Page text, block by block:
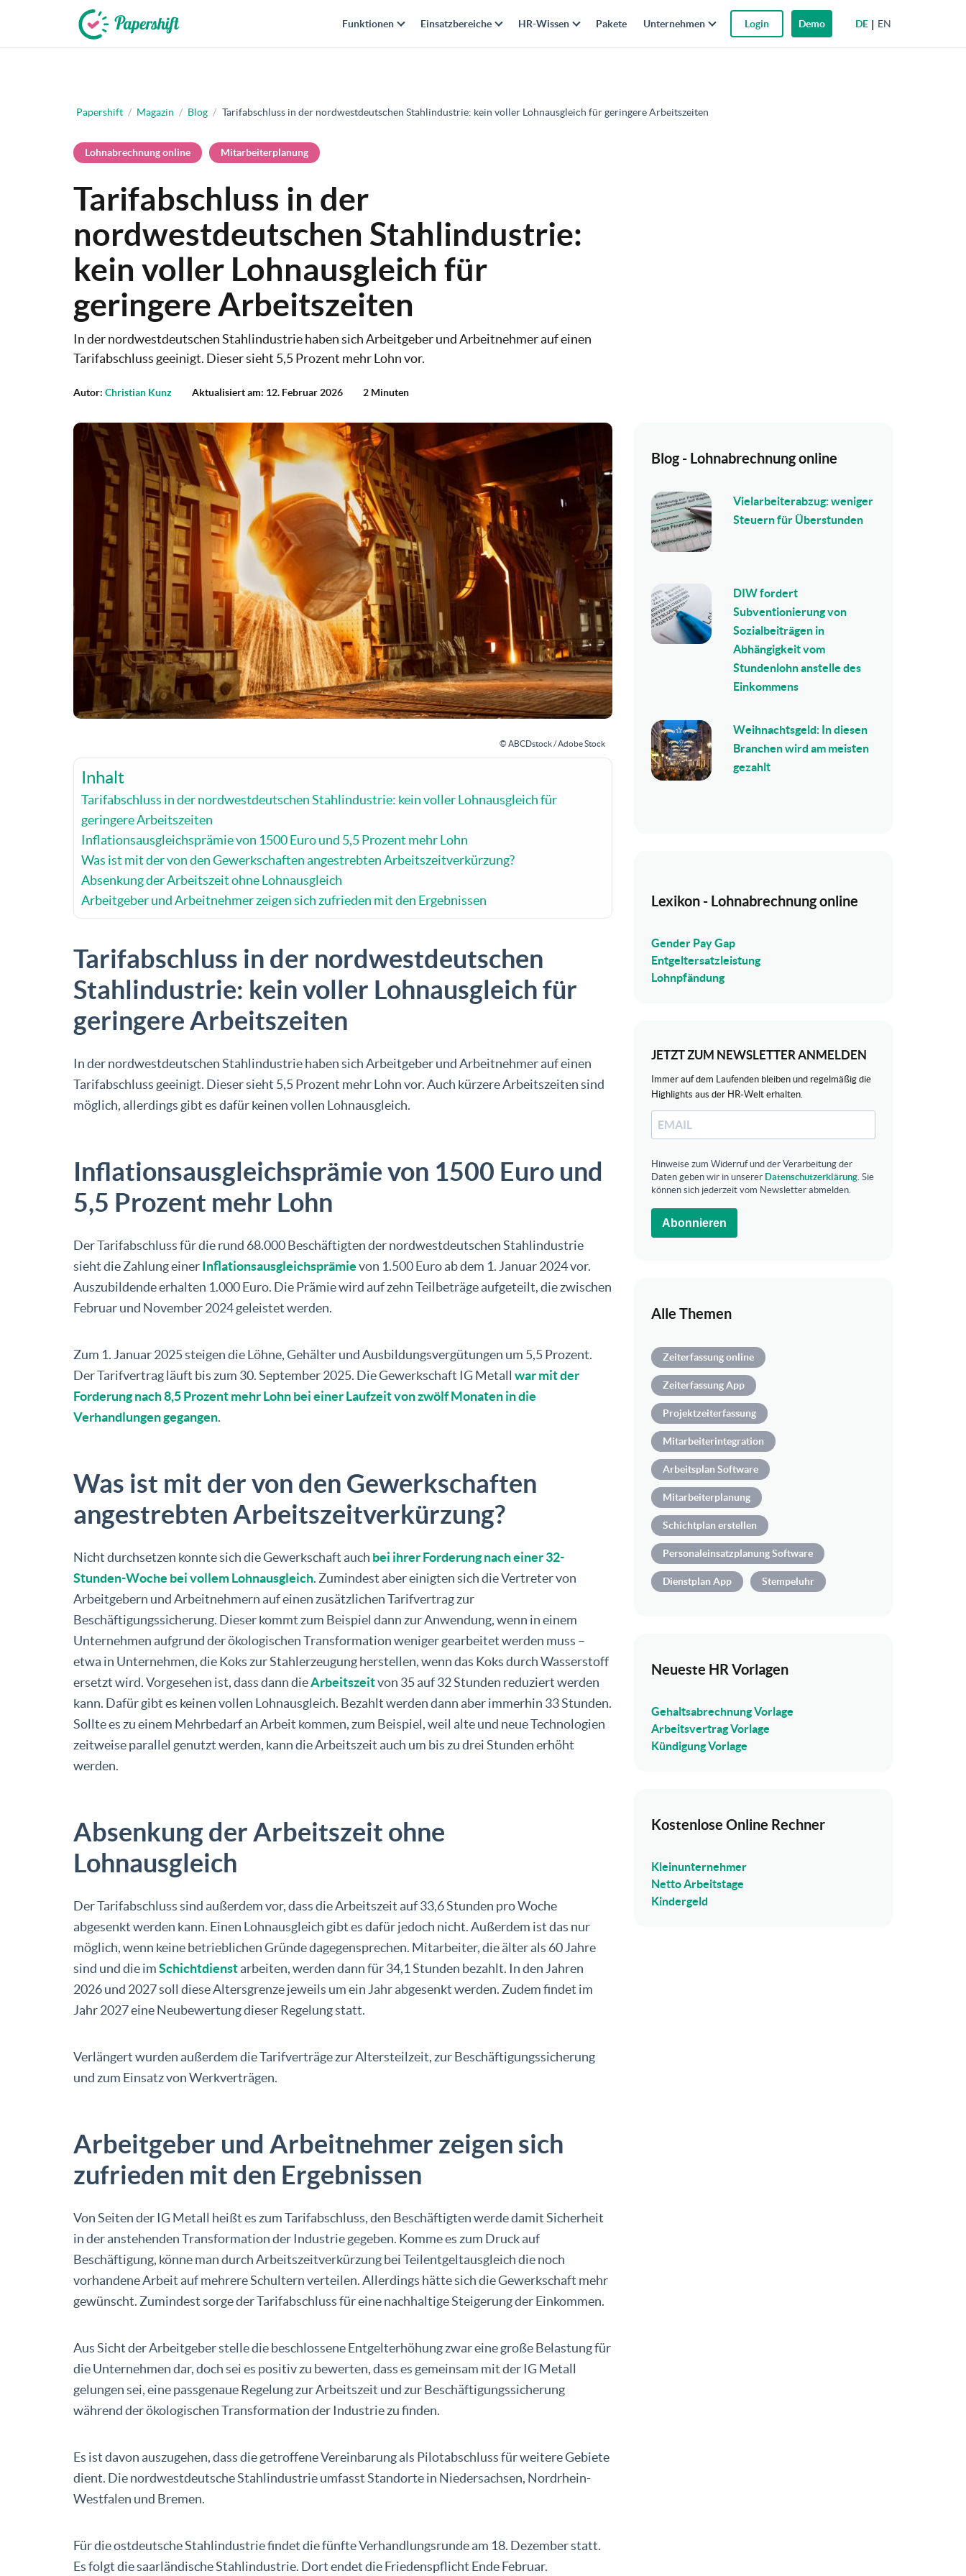
DE EN
Funktionen Einsatzbereiche HR-Wissen Pakete Unternehmen Login Demo
Papershift / Magazin / Blog / Tarifabschluss in der nordwestdeutschen Stahlindustrie: kein voller Lohnausgleich für geringere Arbeitszeiten
Lohnabrechnung online Mitarbeiterplanung
Tarifabschluss in der
nordwestdeutschen Stahlindustrie:
kein voller Lohnausgleich für
geringere Arbeitszeiten
In der nordwestdeutschen Stahlindustrie haben sich Arbeitgeber und Arbeitnehmer auf einen
Tarifabschluss geeinigt. Dieser sieht 5,5 Prozent mehr Lohn vor.
Autor: Christian Kunz Aktualisiert am: 12. Februar 2026 2 Minuten
© ABCDstock / Adobe Stock
Inhalt
Tarifabschluss in der nordwestdeutschen Stahlindustrie: kein voller Lohnausgleich für
geringere Arbeitszeiten
Inflationsausgleichsprämie von 1500 Euro und 5,5 Prozent mehr Lohn
Was ist mit der von den Gewerkschaften angestrebten Arbeitszeitverkürzung?
Absenkung der Arbeitszeit ohne Lohnausgleich
Arbeitgeber und Arbeitnehmer zeigen sich zufrieden mit den Ergebnissen
Tarifabschluss in der nordwestdeutschen
Stahlindustrie: kein voller Lohnausgleich für
geringere Arbeitszeiten
In der nordwestdeutschen Stahlindustrie haben sich Arbeitgeber und Arbeitnehmer auf einen
Tarifabschluss geeinigt. Dieser sieht 5,5 Prozent mehr Lohn vor. Auch kürzere Arbeitszeiten sind
möglich, allerdings gibt es dafür keinen vollen Lohnausgleich.
Inflationsausgleichsprämie von 1500 Euro und
5,5 Prozent mehr Lohn
Der Tarifabschluss für die rund 68.000 Beschäftigten der nordwestdeutschen Stahlindustrie
sieht die Zahlung einerInflationsausgleichsprämievon 1.500 Euro ab dem 1. Januar 2024 vor.
Auszubildende erhalten 1.000 Euro. Die Prämie wird auf zehn Teilbeträge aufgeteilt, die zwischen
Februar und November 2024 geleistet werden.
Zum 1. Januar 2025 steigen die Löhne, Gehälter und Ausbildungsvergütungen um 5,5 Prozent.
Der Tarifvertrag läuft bis zum 30. September 2025. Die Gewerkschaft IG Metall war mit der
Forderung nach 8,5 Prozent mehr Lohn bei einer Laufzeit von zwölf Monaten in die
Verhandlungen gegangen.
Was ist mit der von den Gewerkschaften
angestrebten Arbeitszeitverkürzung?
Nicht durchsetzen konnte sich die Gewerkschaft auch bei ihrer Forderung nach einer 32-
Stunden-Woche bei vollem Lohnausgleich. Zumindest aber einigten sich die Vertreter von
Arbeitgebern und Arbeitnehmern auf einen zusätzlichen Tarifvertrag zur
Beschäftigungssicherung. Dieser kommt zum Beispiel dann zur Anwendung, wenn in einem
Unternehmen aufgrund der ökologischen Transformation weniger gearbeitet werden muss –
etwa in Unternehmen, die Koks zur Stahlerzeugung herstellen, wenn das Koks durch Wasserstoff
ersetzt wird. Vorgesehen ist, dass dann dieArbeitszeitvon 35 auf 32 Stunden reduziert werden
kann. Dafür gibt es keinen vollen Lohnausgleich. Bezahlt werden dann aber immerhin 33 Stunden.
Sollte es zu einem Mehrbedarf an Arbeit kommen, zum Beispiel, weil alte und neue Technologien
zeitweise parallel genutzt werden, kann die Arbeitszeit auch um bis zu drei Stunden erhöht
werden.
Absenkung der Arbeitszeit ohne
Lohnausgleich
Der Tarifabschluss sind außerdem vor, dass die Arbeitszeit auf 33,6 Stunden pro Woche
abgesenkt werden kann. Einen Lohnausgleich gibt es dafür jedoch nicht. Außerdem ist das nur
möglich, wenn keine betrieblichen Gründe dagegensprechen. Mitarbeiter, die älter als 60 Jahre
sind und die imSchichtdienstarbeiten, werden dann für 34,1 Stunden bezahlt. In den Jahren
2026 und 2027 soll diese Altersgrenze jeweils um ein Jahr abgesenkt werden. Zudem findet im
Jahr 2027 eine Neubewertung dieser Regelung statt.
Verlängert wurden außerdem die Tarifverträge zur Altersteilzeit, zur Beschäftigungssicherung
und zum Einsatz von Werkverträgen.
Arbeitgeber und Arbeitnehmer zeigen sich
zufrieden mit den Ergebnissen
Von Seiten der IG Metall heißt es zum Tarifabschluss, den Beschäftigten werde damit Sicherheit
in der anstehenden Transformation der Industrie gegeben. Komme es zum Druck auf
Beschäftigung, könne man durch Arbeitszeitverkürzung bei Teilentgeltausgleich die noch
vorhandene Arbeit auf mehrere Schultern verteilen. Allerdings hätte sich die Gewerkschaft mehr
gewünscht. Zumindest sorge der Tarifabschluss für eine nachhaltige Steigerung der Einkommen.
Aus Sicht der Arbeitgeber stelle die beschlossene Entgelterhöhung zwar eine große Belastung für
die Unternehmen dar, doch sei es positiv zu bewerten, dass es gemeinsam mit der IG Metall
gelungen sei, eine passgenaue Regelung zur Arbeitszeit und zur Beschäftigungssicherung
während der ökologischen Transformation der Industrie zu finden.
Es ist davon auszugehen, dass die getroffene Vereinbarung als Pilotabschluss für weitere Gebiete
dient. Die nordwestdeutsche Stahlindustrie umfasst Standorte in Niedersachsen, Nordrhein-
Westfalen und Bremen.
Für die ostdeutsche Stahlindustrie findet die fünfte Verhandlungsrunde am 18. Dezember statt.
Es folgt die saarländische Stahlindustrie. Dort endet die Friedenspflicht Ende Februar.
Blog - Lohnabrechnung online
Vielarbeiterabzug: weniger
Steuern für Überstunden
DIW fordert
Subventionierung von
Sozialbeiträgen in
Abhängigkeit vom
Stundenlohn anstelle des
Einkommens
Weihnachtsgeld: In diesen
Branchen wird am meisten
gezahlt
Lexikon - Lohnabrechnung online
Gender Pay Gap
Entgeltersatzleistung
Lohnpfändung
JETZT ZUM NEWSLETTER ANMELDEN
Immer auf dem Laufenden bleiben und regelmäßig die
Highlights aus der HR-Welt erhalten.
Hinweise zum Widerruf und der Verarbeitung der
Daten geben wir in unserer Datenschutzerklärung. Sie
können sich jederzeit vom Newsletter abmelden.
Abonnieren
Alle Themen
Zeiterfassung online
Zeiterfassung App
Projektzeiterfassung
Mitarbeiterintegration
Arbeitsplan Software
Mitarbeiterplanung
Schichtplan erstellen
Personaleinsatzplanung Software
Dienstplan App Stempeluhr
Neueste HR Vorlagen
Gehaltsabrechnung Vorlage
Arbeitsvertrag Vorlage
Kündigung Vorlage
Kostenlose Online Rechner
Kleinunternehmer
Netto Arbeitstage
Kindergeld